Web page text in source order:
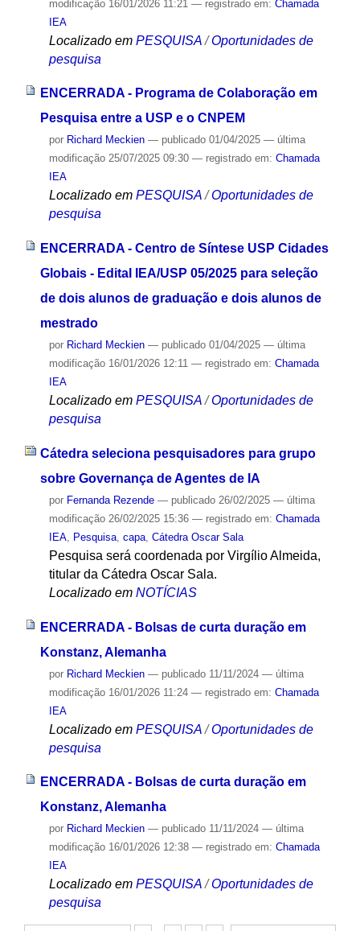
modificação16/01/2026 11:21 — registrado em: Chamada
IEA
Localizado em PESQUISA /Oportunidades de
pesquisa
ENCERRADA - Programa de Colaboração em
Pesquisa entre a USP e o CNPEM
por Richard Meckien — publicado01/04/2025 — última
modificação25/07/2025 09:30 — registrado em: Chamada
IEA
Localizado em PESQUISA /Oportunidades de
pesquisa
ENCERRADA - Centro de Síntese USP Cidades
Globais - Edital IEA/USP 05/2025 para seleção
de dois alunos de graduação e dois alunos de
mestrado
por Richard Meckien — publicado01/04/2025 — última
modificação16/01/2026 12:11 — registrado em: Chamada
IEA
Localizado em PESQUISA /Oportunidades de
pesquisa
Cátedra seleciona pesquisadores para grupo
sobre Governança de Agentes de IA
por Fernanda Rezende — publicado26/02/2025 — última
modificação26/02/2025 15:36 — registrado em: Chamada
IEA, Pesquisa, capa, Cátedra Oscar Sala
Pesquisa será coordenada por Virgílio Almeida,
titular da Cátedra Oscar Sala.
Localizado em NOTÍCIAS
ENCERRADA - Bolsas de curta duração em
Konstanz, Alemanha
por Richard Meckien — publicado11/11/2024 — última
modificação16/01/2026 11:24 — registrado em: Chamada
IEA
Localizado em PESQUISA /Oportunidades de
pesquisa
ENCERRADA - Bolsas de curta duração em
Konstanz, Alemanha
por Richard Meckien — publicado11/11/2024 — última
modificação16/01/2026 12:38 — registrado em: Chamada
IEA
Localizado em PESQUISA /Oportunidades de
pesquisa